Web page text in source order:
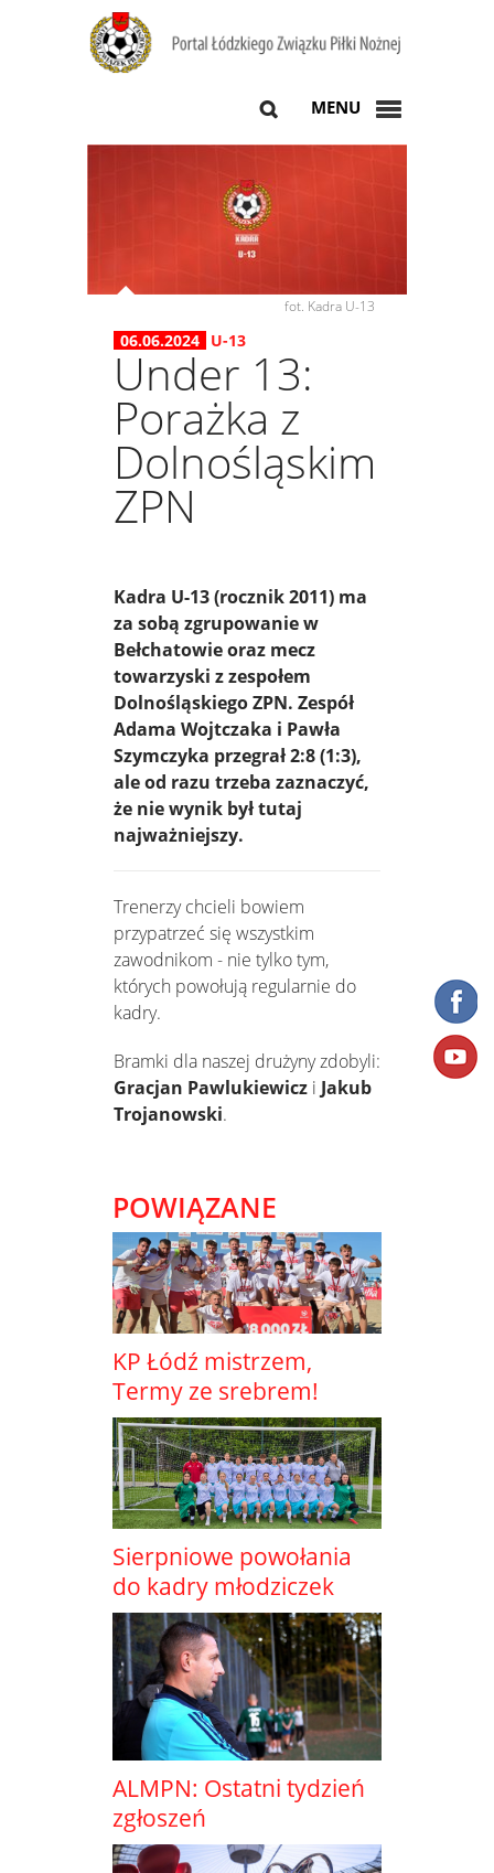
MENU
fot. Kadra U-13
06.06.2024 U-13
Under 13:
Porażka z
Dolnośląskim
ZPN
Kadra U-13 (rocznik 2011) ma
za sobą zgrupowanie w
Bełchatowie oraz mecz
towarzyski z zespołem
Dolnośląskiego ZPN. Zespół
Adama Wojtczaka i Pawła
Szymczyka przegrał 2:8 (1:3),
ale od razu trzeba zaznaczyć,
że nie wynik był tutaj
najważniejszy.
Trenerzy chcieli bowiem
przypatrzeć się wszystkim
zawodnikom - nie tylko tym,
których powołują regularnie do
kadry.
Bramki dla naszej drużyny zdobyli:
Gracjan Pawlukiewicz i Jakub
Trojanowski.
POWIĄZANE
KP Łódź mistrzem,
Termy ze srebrem!
Sierpniowe powołania
do kadry młodziczek
ALMPN: Ostatni tydzień
zgłoszeń